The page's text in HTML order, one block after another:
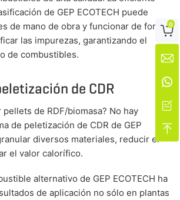
de GEP ECOTECH puede
de mano de obra y funcionar de forma
las impurezas, garantizando el
de combustibles.
de CDR
de RDF/biomasa? No hay
de peletización de CDR de GEP
diversos materiales, reducir el
el valor calorífico.
alternativo de GEP ECOTECH ha
de aplicación no sólo en plantas

0



